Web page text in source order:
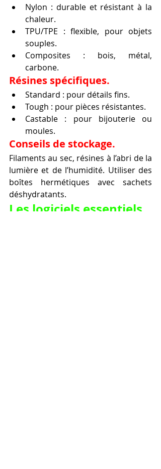
Nylon : durable et résistant à la
chaleur.
TPU/TPE : flexible, pour objets
souples.
Composites : bois, métal,
carbone.
Résines spécifiques.
Standard : pour détails fins.
Tough : pour pièces résistantes.
Castable : pour bijouterie ou
moules.
Conseils de stockage.
Filaments au sec, résines à l’abri de la
lumière et de l’humidité. Utiliser des
boîtes hermétiques avec sachets
déshydratants.
Les logiciels essentiels.